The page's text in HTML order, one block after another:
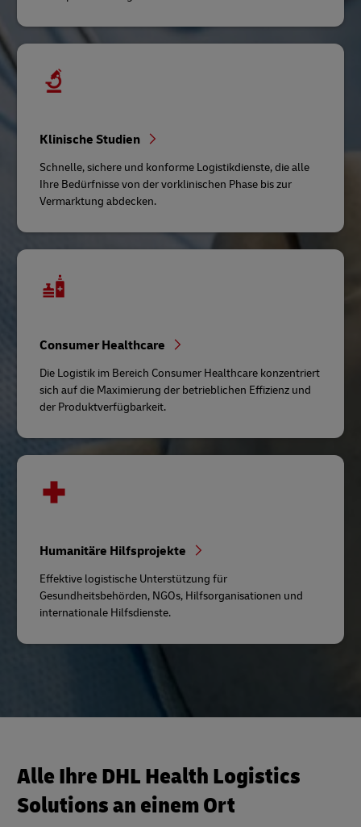
Klinische Studien
Schnelle, sichere und konforme Logistikdienste, die alle
Ihre Bedürfnisse von der vorklinischen Phase bis zur
Vermarktung abdecken.
Consumer Healthcare
Die Logistik im Bereich Consumer Healthcare konzentriert
sich auf die Maximierung der betrieblichen Effizienz und
der Produktverfügbarkeit.
Humanitäre Hilfsprojekte
Effektive logistische Unterstützung für
Gesundheitsbehörden, NGOs, Hilfsorganisationen und
internationale Hilfsdienste.
Alle Ihre DHL Health Logistics
Solutions an einem Ort